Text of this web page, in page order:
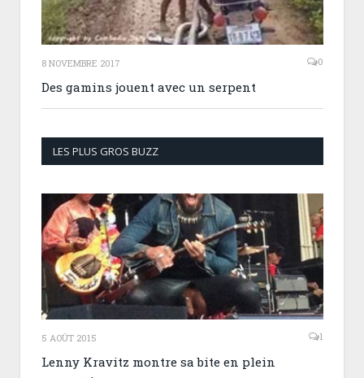
8 NOVEMBRE 2017 0
Des gamins jouent avec un serpent
LES PLUS GROS BUZZ
5 AOÛT 2015 1
Lenny Kravitz montre sa bite en plein